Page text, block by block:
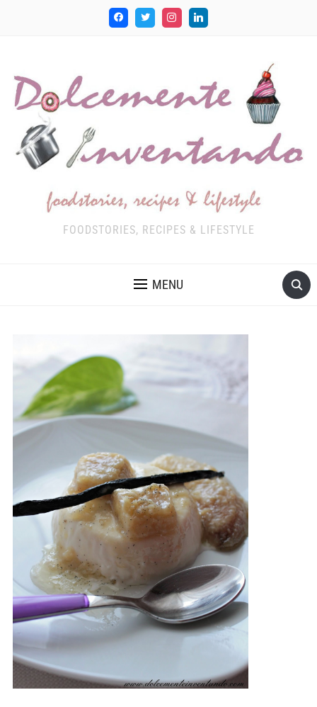
FOODSTORIES, RECIPES & LIFESTYLE
MENU